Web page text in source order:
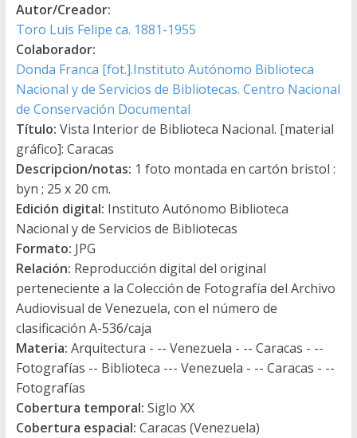
Autor/Creador:
Toro Luis Felipe ca. 1881-1955
Colaborador:
Donda Franca [fot.].Instituto Autónomo Biblioteca
Nacional y de Servicios de Bibliotecas. Centro Nacional
de Conservación Documental
Título: Vista Interior de Biblioteca Nacional. [material
gráfico]: Caracas
Descripcion/notas: 1 foto montada en cartón bristol :
byn ; 25 x 20 cm.
Edición digital: Instituto Autónomo Biblioteca
Nacional y de Servicios de Bibliotecas
Formato: JPG
Relación: Reproducción digital del original
perteneciente a la Colección de Fotografía del Archivo
Audiovisual de Venezuela, con el número de
clasificación A-536/caja
Materia: Arquitectura - -- Venezuela - -- Caracas - --
Fotografías -- Biblioteca --- Venezuela - -- Caracas - --
Fotografías
Cobertura temporal: Siglo XX
Cobertura espacial: Caracas (Venezuela)